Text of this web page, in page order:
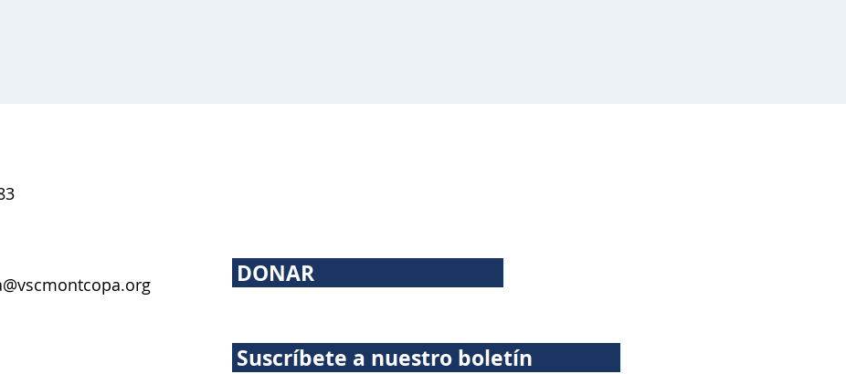
DONAR
Suscríbete a nuestro boletín